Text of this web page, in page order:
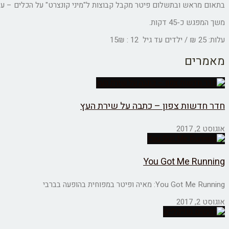
בתאום מראש ובתשלום פיטר מקבל קבוצות ל"מיני קונצרט" על הכלים – עד 30
משך המפגש כ-45 דקות.
עלות: 25 ₪ / ילדים עד גיל 12 : 15₪
מאמרים
חדר חדשות צפון – כתבה על שירת העץ
אוגוסט 2, 2017
You Got Me Running
You Got Me Running: מאיה ופיטר במפוחית בהופעה בברבי
אוגוסט 2, 2017